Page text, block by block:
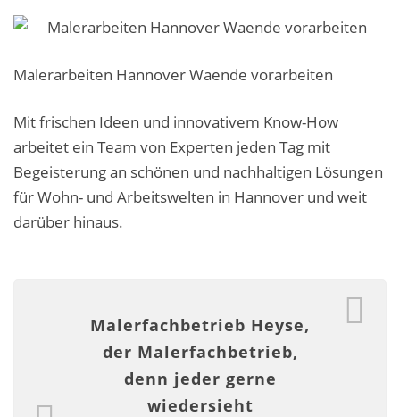
Über uns ›
Über uns
Referenzen und Kundenbewertungen
Storytelling
Malerarbeiten in der Region
Leistungen ›
Altbausanierung
Malerarbeiten Hannover Waende vorarbeiten
Mit frischen Ideen und innovativem Know-How
arbeitet ein Team von Experten jeden Tag mit
Begeisterung an schönen und nachhaltigen Lösungen
für Wohn- und Arbeitswelten in Hannover und weit
darüber hinaus.
Malerfachbetrieb Heyse,
der Malerfachbetrieb,
denn jeder gerne
wiedersieht